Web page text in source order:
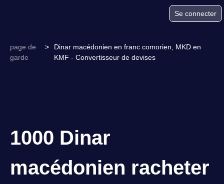
Se connecter
page de
garde
>
Dinar macédonien en franc comorien, MKD en
KMF - Convertisseur de devises
1000 Dinar
macédonien racheter